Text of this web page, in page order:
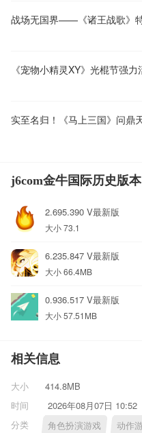
j6com金牛国际历史版本
2.695.390 V最新版
大小 73.1
6.235.847 V最新版
大小 66.4MB
0.936.517 V最新版
大小 57.51MB
相关信息
大小
414.8MB
时间
2026年08月07日 10:52
分类
角色扮演游戏 动作